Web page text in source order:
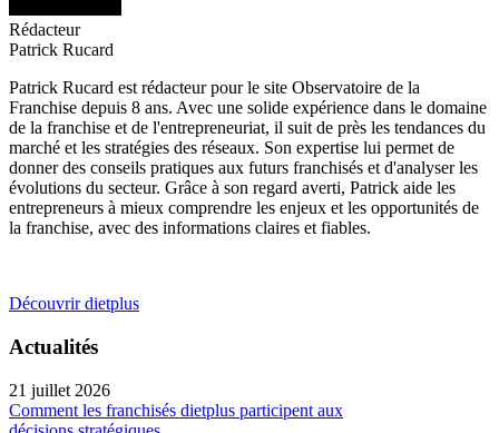
Rédacteur
Patrick Rucard
Patrick Rucard est rédacteur pour le site Observatoire de la
Franchise depuis 8 ans. Avec une solide expérience dans le domaine
de la franchise et de l'entrepreneuriat, il suit de près les tendances du
marché et les stratégies des réseaux. Son expertise lui permet de
donner des conseils pratiques aux futurs franchisés et d'analyser les
évolutions du secteur. Grâce à son regard averti, Patrick aide les
entrepreneurs à mieux comprendre les enjeux et les opportunités de
la franchise, avec des informations claires et fiables.
Découvrir dietplus
Actualités
21 juillet 2026
Comment les franchisés dietplus participent aux